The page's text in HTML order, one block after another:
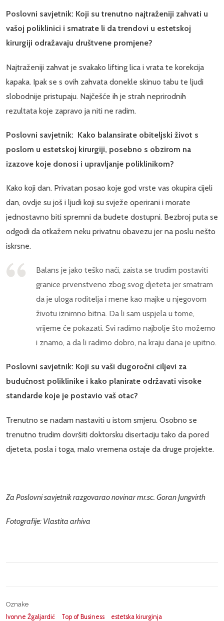
Poslovni savjetnik: Koji su trenutno najtraženiji zahvati u
vašoj poliklinici i smatrate li da trendovi u estetskoj
kirurgiji odražavaju društvene promjene?
Najtraženiji zahvat je svakako lifting lica i vrata te korekcija
kapaka. Ipak se s ovih zahvata donekle skinuo tabu te ljudi
slobodnije pristupaju. Najčešće ih je strah neprirodnih
rezultata koje zapravo ja niti ne radim.
Poslovni savjetnik: Kako balansirate obiteljski život s
poslom u estetskoj kirurgiji, posebno s obzirom na
izazove koje donosi i upravljanje poliklinikom?
Kako koji dan. Privatan posao koje god vrste vas okupira cijeli
dan, ovdje su još i ljudi koji su svježe operirani i morate
jednostavno biti spremni da budete dostupni. Bezbroj puta se
odgodi da otkažem neku privatnu obavezu jer na poslu nešto
iskrsne.
Balans je jako teško naći, zaista se trudim postaviti
granice prvenstveno zbog svog djeteta jer smatram
da je uloga roditelja i mene kao majke u njegovom
životu iznimno bitna. Da li sam uspjela u tome,
vrijeme će pokazati. Svi radimo najbolje što možemo
i znamo, a da li radimo dobro, na kraju dana je upitno.
Poslovni savjetnik: Koji su vaši dugoročni ciljevi za
budućnost poliklinike i kako planirate održavati visoke
standarde koje je postavio vaš otac?
Trenutno se nadam nastaviti u istom smjeru. Osobno se
trenutno trudim dovršiti doktorsku disertaciju tako da pored
djeteta, posla i toga, malo vremena ostaje da druge projekte.
Za Poslovni savjetnik razgovarao novinar mr.sc. Goran Jungvirth
Fotografije: Vlastita arhiva
Oznake
Ivonne Žgaljardić
Top of Business estetska kirurginja